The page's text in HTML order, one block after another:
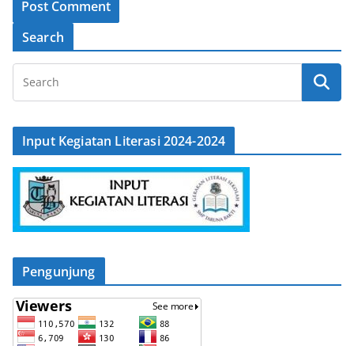
Search
Input Kegiatan Literasi 2024-2024
Pengunjung